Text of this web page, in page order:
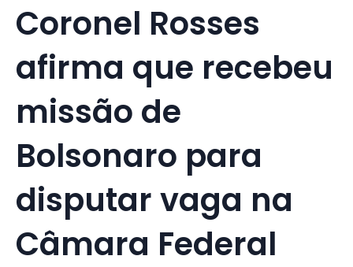
Coronel Rosses
afirma que recebeu
missão de
Bolsonaro para
disputar vaga na
Câmara Federal